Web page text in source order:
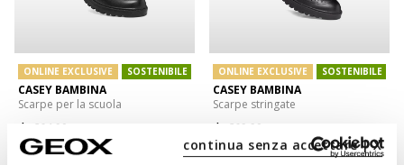
continua senza accettare | X
ONLINE EXCLUSIVE SOSTENIBILE
CASEY BAMBINA
Scarpe per la scuola
da
€64,90
ONLINE EXCLUSIVE SOSTENIBILE
CASEY BAMBINA
Scarpe stringate
da
€69,90